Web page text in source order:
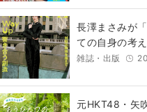
長澤まさみが
ての自身の考
雑誌・出版
元HKT48・矢